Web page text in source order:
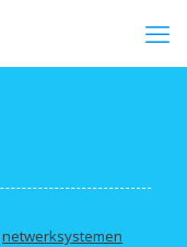
netwerksystemen